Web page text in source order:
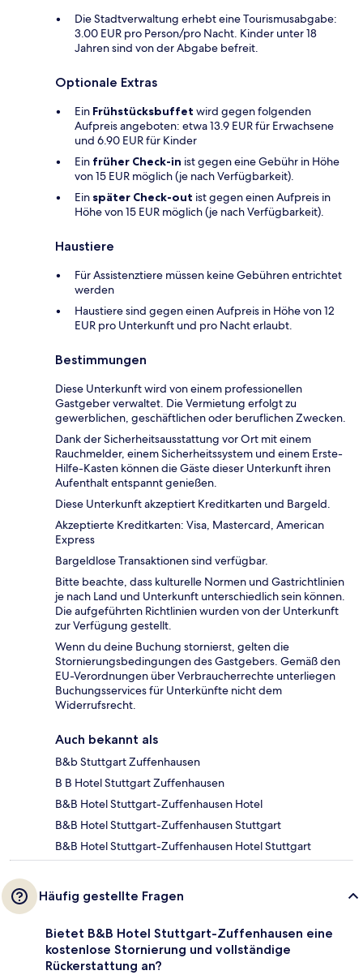
Die Stadtverwaltung erhebt eine Tourismusabgabe:
3.00 EUR pro Person/pro Nacht. Kinder unter 18
Jahren sind von der Abgabe befreit.
Optionale Extras
Ein Frühstücksbuffet wird gegen folgenden
Aufpreis angeboten: etwa 13.9 EUR für Erwachsene
und 6.90 EUR für Kinder
Ein früher Check-in ist gegen eine Gebühr in Höhe
von 15 EUR möglich (je nach Verfügbarkeit).
Ein später Check-out ist gegen einen Aufpreis in
Höhe von 15 EUR möglich (je nach Verfügbarkeit).
Haustiere
Für Assistenztiere müssen keine Gebühren entrichtet
werden
Haustiere sind gegen einen Aufpreis in Höhe von 12
EUR pro Unterkunft und pro Nacht erlaubt.
Bestimmungen
Diese Unterkunft wird von einem professionellen
Gastgeber verwaltet. Die Vermietung erfolgt zu
gewerblichen, geschäftlichen oder beruflichen Zwecken.
Dank der Sicherheitsausstattung vor Ort mit einem
Rauchmelder, einem Sicherheitssystem und einem Erste-
Hilfe-Kasten können die Gäste dieser Unterkunft ihren
Aufenthalt entspannt genießen.
Diese Unterkunft akzeptiert Kreditkarten und Bargeld.
Akzeptierte Kreditkarten: Visa, Mastercard, American
Express
Bargeldlose Transaktionen sind verfügbar.
Bitte beachte, dass kulturelle Normen und Gastrichtlinien
je nach Land und Unterkunft unterschiedlich sein können.
Die aufgeführten Richtlinien wurden von der Unterkunft
zur Verfügung gestellt.
Wenn du deine Buchung stornierst, gelten die
Stornierungsbedingungen des Gastgebers. Gemäß den
EU-Verordnungen über Verbraucherrechte unterliegen
Buchungsservices für Unterkünfte nicht dem
Widerrufsrecht.
Auch bekannt als
B&b Stuttgart Zuffenhausen
B B Hotel Stuttgart Zuffenhausen
B&B Hotel Stuttgart-Zuffenhausen Hotel
B&B Hotel Stuttgart-Zuffenhausen Stuttgart
B&B Hotel Stuttgart-Zuffenhausen Hotel Stuttgart
Häufig gestellte Fragen
Bietet B&B Hotel Stuttgart-Zuffenhausen eine
kostenlose Stornierung und vollständige
Rückerstattung an?